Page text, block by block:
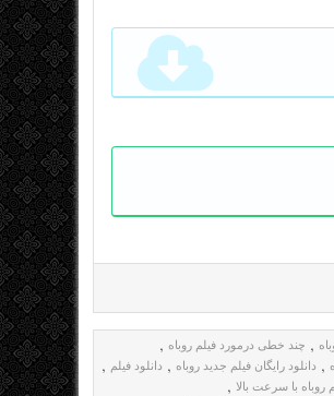
, چند خطی درمورد فیلم روباه ,
, دانلود رایگان فیلم جدید روباه , دانلود فیلم ,
روباه با سرعت بالا ,